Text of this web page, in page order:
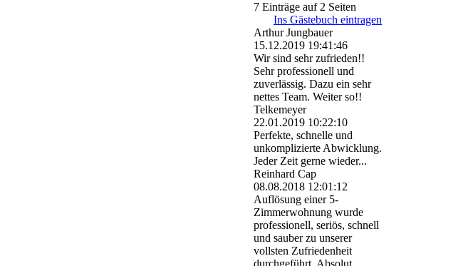
7 Einträge auf 2 Seiten
Ins Gästebuch eintragen
Arthur Jungbauer
15.12.2019 19:41:46
Wir sind sehr zufrieden!!
Sehr professionell und
zuverlässig. Dazu ein sehr
nettes Team. Weiter so!!
Telkemeyer
22.01.2019 10:22:10
Perfekte, schnelle und
unkomplizierte Abwicklung.
Jeder Zeit gerne wieder...
Reinhard Cap
08.08.2018 12:01:12
Auflösung einer 5-
Zimmerwohnung wurde
professionell, seriös, schnell
und sauber zu unserer
vollsten Zufriedenheit
durchgeführt. Absolut